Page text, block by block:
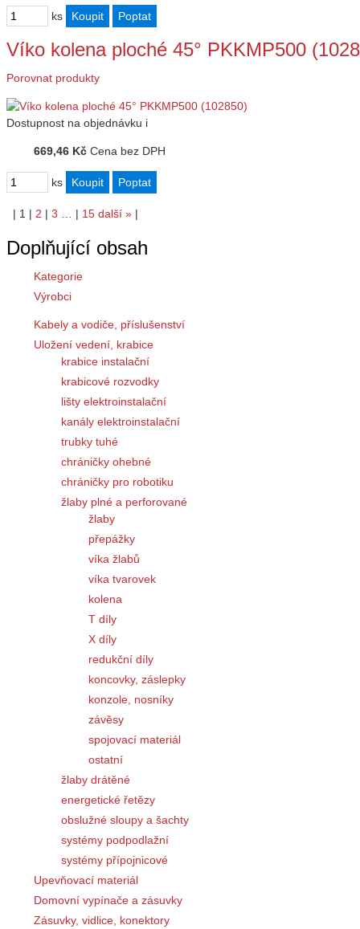
ks
Víko kolena ploché 45° PKKMP500
Porovnat produkty
Dostupnost na objednávku i
669,46 Kč Cena bez DPH
ks
| 1 | 2 | 3 | 15 další » |
Doplňující obsah
Kategorie
Výrobci
Kabely a vodiče, příslušenství
Uložení vedení, krabice
krabice instalační
krabicové rozvodky
lišty elektroinstalační
kanály elektroinstalační
trubky tuhé
chráničky ohebné
chráničky pro robotiku
žlaby plné a perforované
žlaby
přepážky
víka žlabů
víka tvarovek
kolena
T díly
X díly
redukční díly
koncovky, záslepky
konzole, nosníky
závěsy
spojovací materiál
ostatní
žlaby drátěné
energetické řetězy
obslužné sloupy a šachty
systémy podpodlažní
systémy přípojnicové
Upevňovací materiál
Domovní vypínače a zásuvky
Zásuvky, vidlice, konektory